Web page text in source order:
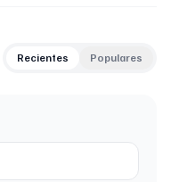
Recientes Populares